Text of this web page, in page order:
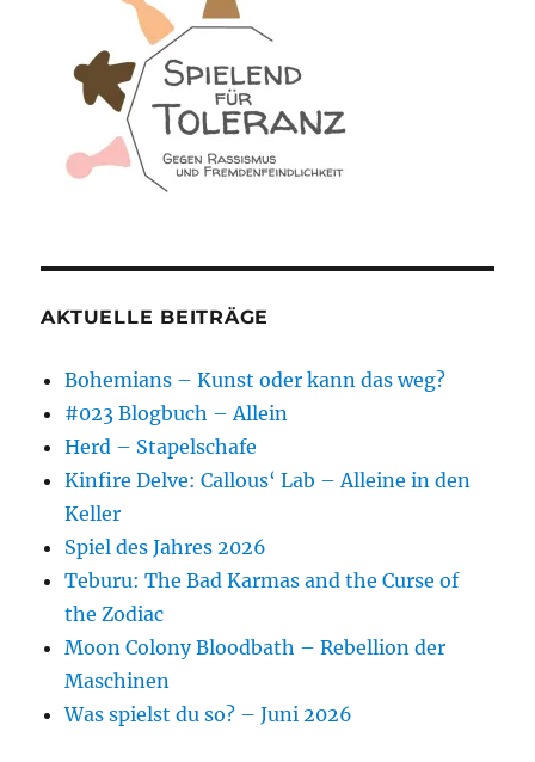
AKTUELLE BEITRÄGE
Bohemians – Kunst oder kann das weg?
#023 Blogbuch – Allein
Herd – Stapelschafe
Kinfire Delve: Callous‘ Lab – Alleine in den
Keller
Spiel des Jahres 2026
Teburu: The Bad Karmas and the Curse of
the Zodiac
Moon Colony Bloodbath – Rebellion der
Maschinen
Was spielst du so? – Juni 2026